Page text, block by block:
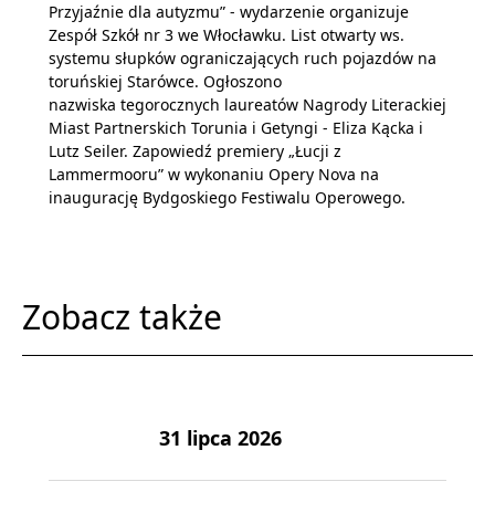
Przyjaźnie dla autyzmu” - wydarzenie organizuje
Zespół Szkół nr 3 we Włocławku. List otwarty ws.
systemu słupków ograniczających ruch pojazdów na
toruńskiej Starówce. Ogłoszono
nazwiska tegorocznych laureatów Nagrody Literackiej
Miast Partnerskich Torunia i Getyngi - Eliza Kącka i
Lutz Seiler. Zapowiedź premiery „Łucji z
Lammermooru” w wykonaniu Opery Nova na
inaugurację Bydgoskiego Festiwalu Operowego.
Zobacz także
31 lipca 2026